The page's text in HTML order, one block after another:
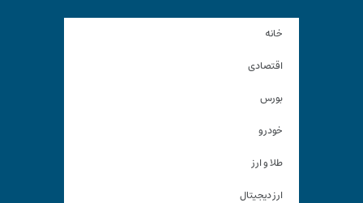
خانه
اقتصادی
بورس
خودرو
طلا و ارز
ارز دیجیتال